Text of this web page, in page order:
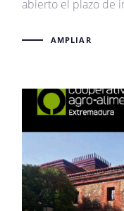
abierto el plazo de
AMPLIAR